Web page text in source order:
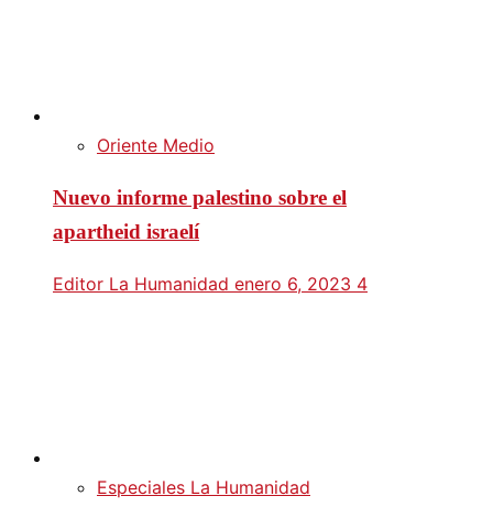
Oriente Medio
Nuevo informe palestino sobre el
apartheid israelí
Editor La Humanidad enero 6, 2023 4
Especiales La Humanidad